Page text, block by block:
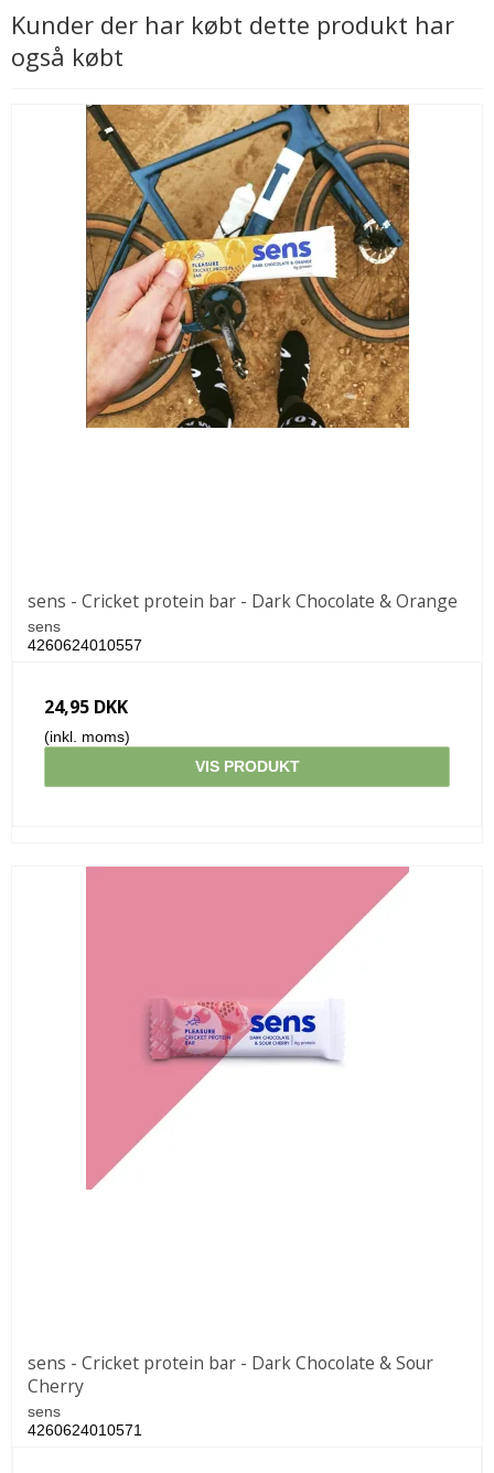
Kunder der har købt dette produkt har
også købt
sens - Cricket protein bar - Dark Chocolate & Orange
sens
4260624010557
24,95 DKK
(inkl. moms)
VIS PRODUKT
sens - Cricket protein bar - Dark Chocolate & Sour
Cherry
sens
4260624010571